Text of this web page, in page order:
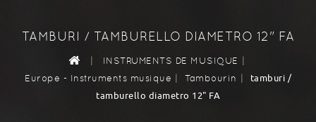
TAMBURI / TAMBURELLO DIAMETRO 12" FA
| INSTRUMENTS DE MUSIQUE |
Europe - Instruments musique | Tambourin |
tamburi /
tamburello diametro 12" FA